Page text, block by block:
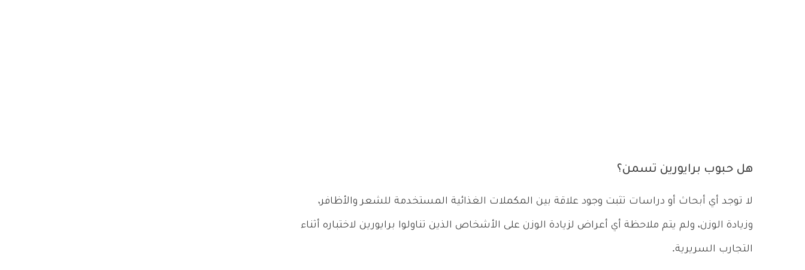
هل حبوب برايورين تسمن؟
لا توجد أي أبحاث أو دراسات تثبت وجود علاقة بين المكملات الغذائية المستخدمة للشعر والأظافر،
وزيادة الوزن، ولم يتم ملاحظة أي أعراض لزيادة الوزن على الأشخاص الذين تناولوا برايورين لاختباره أثناء
التجارب السريرية.